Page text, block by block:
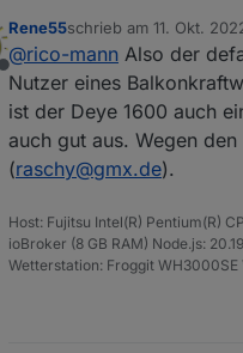
MI-600
erklärt. Es
Für die
mache ich
Guten Abend
also die
Da gab es
Danach habe
Offline
Rene55schrieb am 11. Okt.
zuletzt editiert von
@rico-mann Also der
Nutzer eines
ist der Deye 1600 auch
auch gut aus. Wegen
(raschy@gmx.de).
Host: Fujitsu Intel(R) Pentium(R)
ioBroker (8 GB RAM) Node.js:
Wetterstation: Froggit WH3000SE